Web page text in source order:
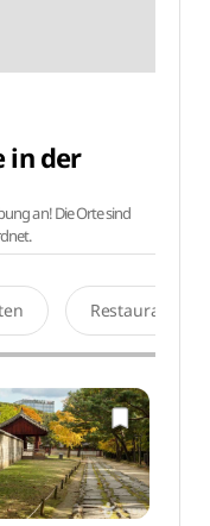
in der
an! Die Orte sind
Restaurants